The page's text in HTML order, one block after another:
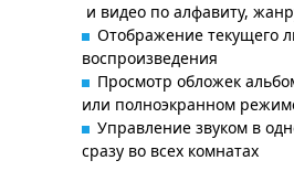
и видео по алфавиту,
Отображение текущего
воспроизведения
Просмотр обложек
или полноэкранном
Управление звуком в
сразу во всех комнатах